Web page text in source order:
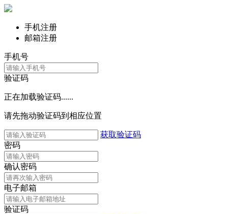
手机注册
邮箱注册
手机号
验证码
正在加载验证码......
请先拖动验证码到相应位置
获取验证码
密码
确认密码
电子邮箱
验证码